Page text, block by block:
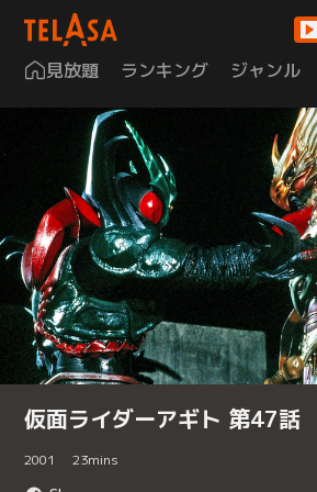
見放題 ランキング ジャンル
仮面ライダーアギト 第47話
2001 23mins